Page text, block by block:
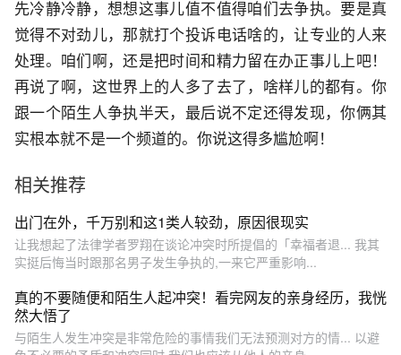
先冷静冷静，想想这事儿值不值得咱们去争执。要是真
觉得不对劲儿，那就打个投诉电话啥的，让专业的人来
处理。咱们啊，还是把时间和精力留在办正事儿上吧！
再说了啊，这世界上的人多了去了，啥样儿的都有。你
跟一个陌生人争执半天，最后说不定还得发现，你俩其
实根本就不是一个频道的。你说这得多尴尬啊！
相关推荐
出门在外，千万别和这1类人较劲，原因很现实
让我想起了法律学者罗翔在谈论冲突时所提倡的「幸福者退... 我其
实挺后悔当时跟那名男子发生争执的,一来它严重影响...
真的不要随便和陌生人起冲突！看完网友的亲身经历，我恍
然大悟了
与陌生人发生冲突是非常危险的事情我们无法预测对方的情... 以避